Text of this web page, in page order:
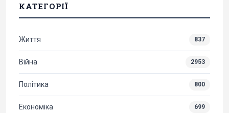
КАТЕГОРІЇ
Життя 837
Війна 2953
Політика 800
Економіка 699